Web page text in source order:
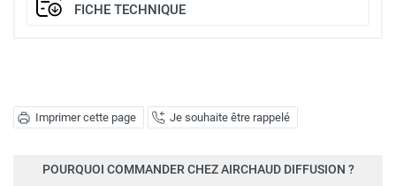
Imprimer cette page Je souhaite être rappelé
FICHE TECHNIQUE
POURQUOI COMMANDER CHEZ AIRCHAUD DIFFUSION ?